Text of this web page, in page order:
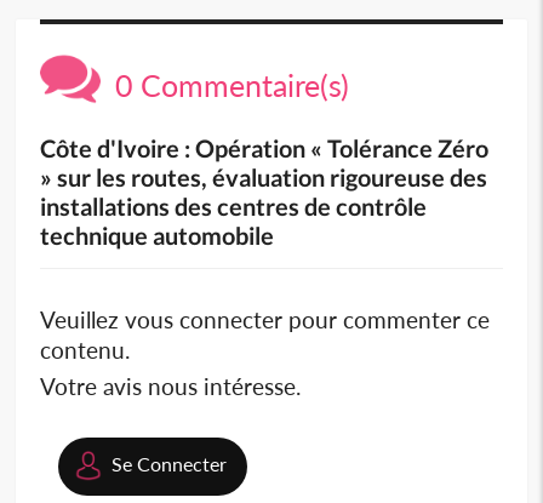
0 Commentaire(s)
Côte d'Ivoire : Opération « Tolérance Zéro
» sur les routes, évaluation rigoureuse des
installations des centres de contrôle
technique automobile
Veuillez vous connecter pour commenter ce
contenu.
Votre avis nous intéresse.
Se Connecter